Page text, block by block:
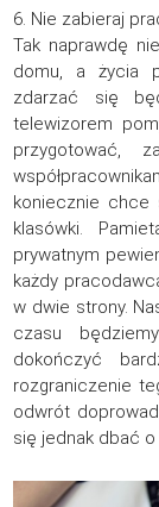
6. Nie zabieraj
Tak naprawdę
domu, a życia
zdarzać się
telewizorem
przygotować,
koniecznie chce
klasówki.
prywatnym
każdy
w dwie strony.
czasu
dokończyć
rozgraniczenie
odwrót
się jednak dbać o